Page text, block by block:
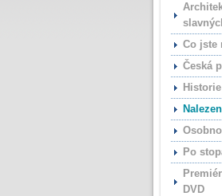
Co jste
Česká
Historie
Po
DVD